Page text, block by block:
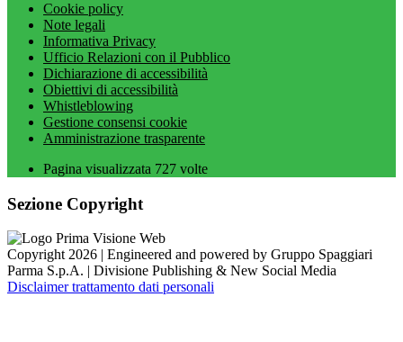
Cookie policy
Note legali
Informativa Privacy
Ufficio Relazioni con il Pubblico
Dichiarazione di accessibilità
Obiettivi di accessibilità
Whistleblowing
Gestione consensi cookie
Amministrazione trasparente
Pagina visualizzata 727 volte
Sezione Copyright
Copyright 2026 | Engineered and powered by Gruppo Spaggiari
Parma S.p.A. | Divisione Publishing & New Social Media
Disclaimer trattamento dati personali